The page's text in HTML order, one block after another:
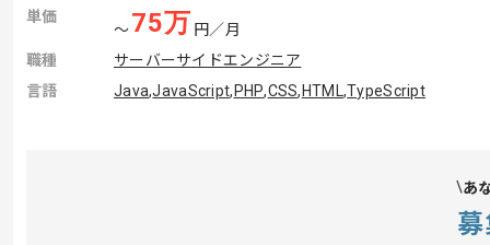
単価
〜75万 円／月
職種
サーバーサイドエンジニア
言語
Java,JavaScript, PHP,CSS, HTML ,TypeScript
あ